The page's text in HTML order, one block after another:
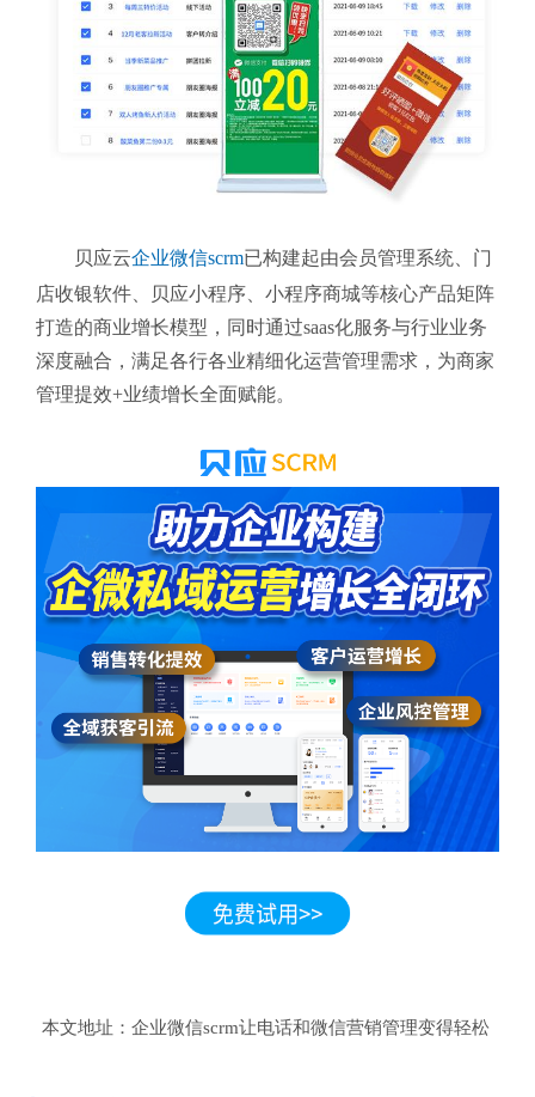
贝应云企业微信scrm已构建起由会员管理系统、门
店收银软件、贝应小程序、小程序商城等核心产品矩阵
打造的商业增长模型，同时通过saas化服务与行业业务
深度融合， 满足各行各业精细化运营管理需求，为商家
管理提效+业绩增长全面赋能。
本文地址： 企业微信scrm让电话和微信营销管理变得轻松